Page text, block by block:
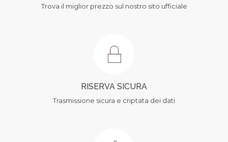
Trova il miglior prezzo sul nostro sito ufficiale
RISERVA SICURA
Trasmissione sicura e criptata dei dati